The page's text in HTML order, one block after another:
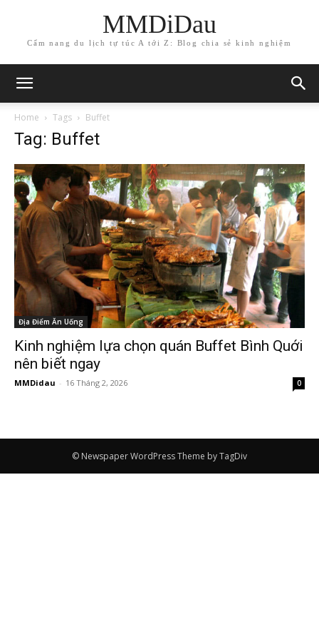
MMDiDau
Cẩm nang du lịch tự túc A tới Z: Blog chia sẻ kinh nghiệm
Home Tags Buffet
Tag: Buffet
Địa Điểm Ăn Uống
Kinh nghiệm lựa chọn quán Buffet Bình Quới
nên biết ngay
MMDidau - 16 Tháng 2, 2026 0
© Newspaper WordPress Theme by TagDiv